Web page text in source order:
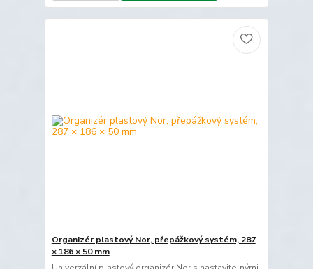
Organizér plastový Nor, přepážkový systém, 287
× 186 × 50 mm